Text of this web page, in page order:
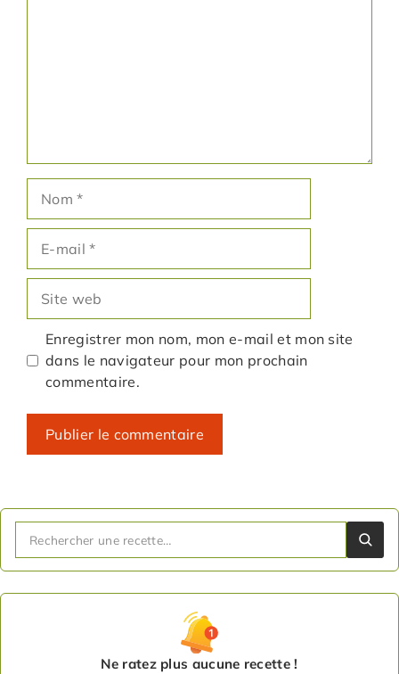
mail
web
Enregistrer mon nom, mon e-mail et mon site
dans le navigateur pour mon prochain
commentaire.
Ne ratez plus aucune recette !